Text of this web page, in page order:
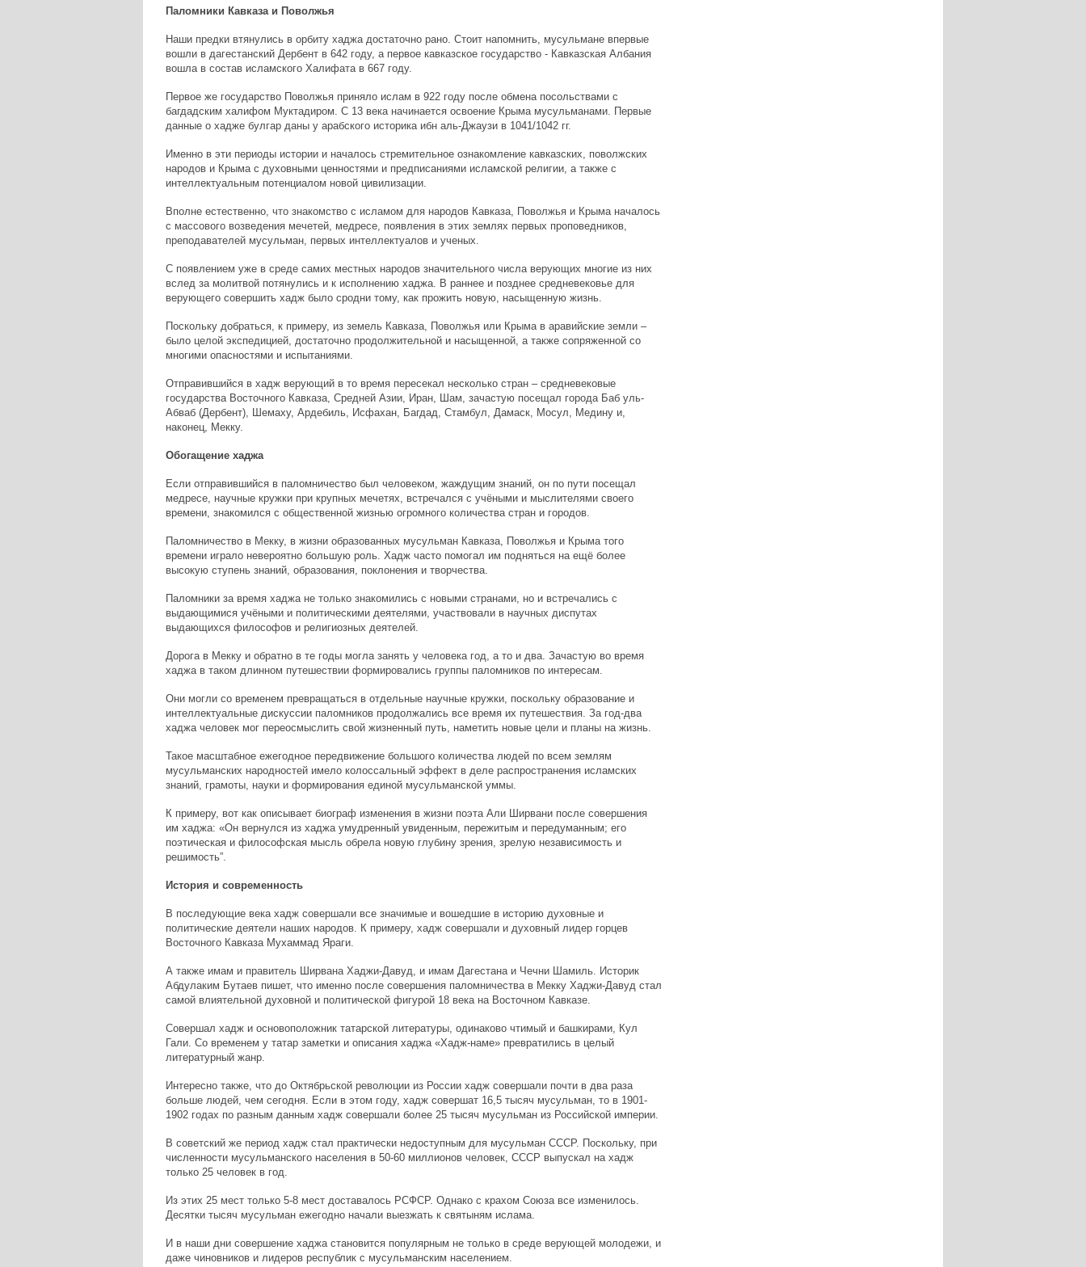
Паломники Кавказа и Поволжья
Наши предки втянулись в орбиту хаджа достаточно рано. Стоит напомнить, мусульмане впервые
вошли в дагестанский Дербент в 642 году, а первое кавказское государство - Кавказская Албания
вошла в состав исламского Халифата в 667 году.
Первое же государство Поволжья приняло ислам в 922 году после обмена посольствами с
багдадским халифом Муктадиром. С 13 века начинается освоение Крыма мусульманами. Первые
данные о хадже булгар даны у арабского историка ибн аль-Джаузи в 1041/1042 гг.
Именно в эти периоды истории и началось стремительное ознакомление кавказских, поволжских
народов и Крыма с духовными ценностями и предписаниями исламской религии, а также с
интеллектуальным потенциалом новой цивилизации.
Вполне естественно, что знакомство с исламом для народов Кавказа, Поволжья и Крыма началось
с массового возведения мечетей, медресе, появления в этих землях первых проповедников,
преподавателей мусульман, первых интеллектуалов и ученых.
С появлением уже в среде самих местных народов значительного числа верующих многие из них
вслед за молитвой потянулись и к исполнению хаджа. В раннее и позднее средневековье для
верующего совершить хадж было сродни тому, как прожить новую, насыщенную жизнь.
Поскольку добраться, к примеру, из земель Кавказа, Поволжья или Крыма в аравийские земли –
было целой экспедицией, достаточно продолжительной и насыщенной, а также сопряженной со
многими опасностями и испытаниями.
Отправившийся в хадж верующий в то время пересекал несколько стран – средневековые
государства Восточного Кавказа, Средней Азии, Иран, Шам, зачастую посещал города Баб уль-
Абваб (Дербент), Шемаху, Ардебиль, Исфахан, Багдад, Стамбул, Дамаск, Мосул, Медину и,
наконец, Мекку.
Обогащение хаджа
Если отправившийся в паломничество был человеком, жаждущим знаний, он по пути посещал
медресе, научные кружки при крупных мечетях, встречался с учёными и мыслителями своего
времени, знакомился с общественной жизнью огромного количества стран и городов.
Паломничество в Мекку, в жизни образованных мусульман Кавказа, Поволжья и Крыма того
времени играло невероятно большую роль. Хадж часто помогал им подняться на ещё более
высокую ступень знаний, образования, поклонения и творчества.
Паломники за время хаджа не только знакомились с новыми странами, но и встречались с
выдающимися учёными и политическими деятелями, участвовали в научных диспутах
выдающихся философов и религиозных деятелей.
Дорога в Мекку и обратно в те годы могла занять у человека год, а то и два. Зачастую во время
хаджа в таком длинном путешествии формировались группы паломников по интересам.
Они могли со временем превращаться в отдельные научные кружки, поскольку образование и
интеллектуальные дискуссии паломников продолжались все время их путешествия. За год-два
хаджа человек мог переосмыслить свой жизненный путь, наметить новые цели и планы на жизнь.
Такое масштабное ежегодное передвижение большого количества людей по всем землям
мусульманских народностей имело колоссальный эффект в деле распространения исламских
знаний, грамоты, науки и формирования единой мусульманской уммы.
К примеру, вот как описывает биограф изменения в жизни поэта Али Ширвани после совершения
им хаджа: «Он вернулся из хаджа умудренный увиденным, пережитым и передуманным; его
поэтическая и философская мысль обрела новую глубину зрения, зрелую независимость и
решимость”.
История и современность
В последующие века хадж совершали все значимые и вошедшие в историю духовные и
политические деятели наших народов. К примеру, хадж совершали и духовный лидер горцев
Восточного Кавказа Мухаммад Яраги.
А также имам и правитель Ширвана Хаджи-Давуд, и имам Дагестана и Чечни Шамиль. Историк
Абдулаким Бутаев пишет, что именно после совершения паломничества в Мекку Хаджи-Давуд стал
самой влиятельной духовной и политической фигурой 18 века на Восточном Кавказе.
Совершал хадж и основоположник татарской литературы, одинаково чтимый и башкирами, Кул
Гали. Со временем у татар заметки и описания хаджа «Хадж-наме» превратились в целый
литературный жанр.
Интересно также, что до Октябрьской революции из России хадж совершали почти в два раза
больше людей, чем сегодня. Если в этом году, хадж совершат 16,5 тысяч мусульман, то в 1901-
1902 годах по разным данным хадж совершали более 25 тысяч мусульман из Российской империи.
В советский же период хадж стал практически недоступным для мусульман СССР. Поскольку, при
численности мусульманского населения в 50-60 миллионов человек, СССР выпускал на хадж
только 25 человек в год.
Из этих 25 мест только 5-8 мест доставалось РСФСР. Однако с крахом Союза все изменилось.
Десятки тысяч мусульман ежегодно начали выезжать к святыням ислама.
И в наши дни совершение хаджа становится популярным не только в среде верующей молодежи, и
даже чиновников и лидеров республик с мусульманским населением.